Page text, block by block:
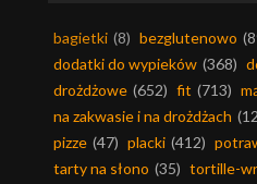
bagietki (8) bezglutenowo
dodatki do wypieków (368)
drożdżowe (652) fit (713)
na zakwasie i na drożdżach
pizze (47) placki (412)
tarty na słono (35) tortille-